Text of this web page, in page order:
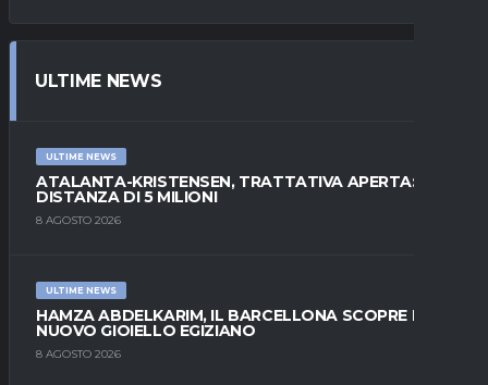
ULTIME NEWS
ULTIME NEWS
ATALANTA-KRISTENSEN, TRATTATIVA APERTA:
DISTANZA DI 5 MILIONI
8 AGOSTO 2026
ULTIME NEWS
HAMZA ABDELKARIM, IL BARCELLONA SCOPRE IL
NUOVO GIOIELLO EGIZIANO
8 AGOSTO 2026